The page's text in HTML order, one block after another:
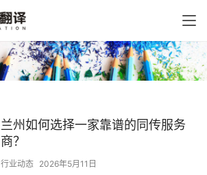
兰州如何选择一家靠谱的同传服务
商？
行业动态 2026年5月11日